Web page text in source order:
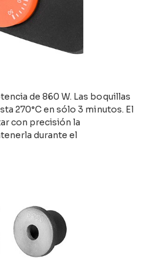
de 860 W. Las boquillas
270°C en sólo 3 minutos. El
con precisión la
durante el